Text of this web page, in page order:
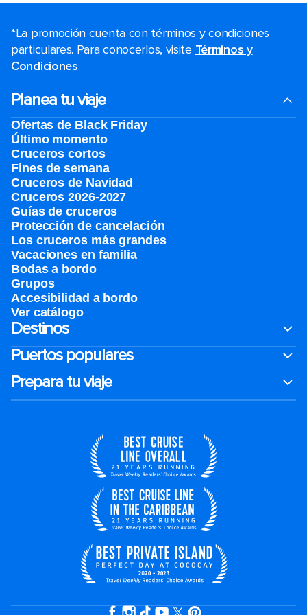
*La promoción cuenta con términos y condiciones
particulares. Para conocerlos, visite Términos y
Condiciones.
Planea tu viaje
Ofertas de Black Friday
Último momento
Cruceros cortos
Fines de semana
Cruceros de Navidad
Cruceros 2026-2027
Guías de cruceros
Protección de cancelación
Los cruceros más grandes
Vacaciones en familia
Bodas a bordo
Grupos
Accesibilidad a bordo
Ver catálogo
Destinos
Puertos populares
Prepara tu viaje